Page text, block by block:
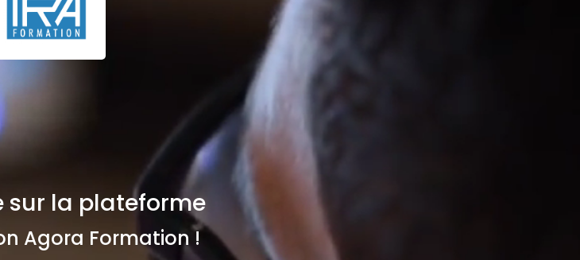
sur la plateforme
Agora Formation !